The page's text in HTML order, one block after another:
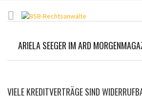
ARIELA SEEGER IM ARD
VIELE KREDITVERTRÄGE SIND